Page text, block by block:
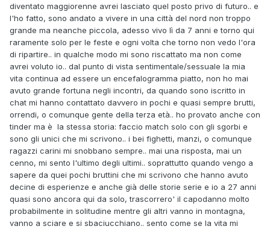
diventato maggiorenne avrei lasciato quel posto privo di futuro.. e
l'ho fatto, sono andato a vivere in una città del nord non troppo
grande ma neanche piccola, adesso vivo lì da 7 anni e torno qui
raramente solo per le feste e ogni volta che torno non vedo l'ora
di ripartire.. in qualche modo mi sono riscattato ma non come
avrei voluto io.. dal punto di vista sentimentale/sessuale la mia
vita continua ad essere un encefalogramma piatto, non ho mai
avuto grande fortuna negli incontri, da quando sono iscritto in
chat mi hanno contattato davvero in pochi e quasi sempre brutti,
orrendi, o comunque gente della terza età.. ho provato anche con
tinder ma è la stessa storia: faccio match solo con gli sgorbi e
sono gli unici che mi scrivono.. i bei fighetti, manzi, o comunque
ragazzi carini mi snobbano sempre.. mai una risposta, mai un
cenno, mi sento l'ultimo degli ultimi.. soprattutto quando vengo a
sapere da quei pochi bruttini che mi scrivono che hanno avuto
decine di esperienze e anche già delle storie serie e io a 27 anni
quasi sono ancora qui da solo, trascorrero' il capodanno molto
probabilmente in solitudine mentre gli altri vanno in montagna,
vanno a sciare e si sbaciucchiano.. sento come se la vita mi